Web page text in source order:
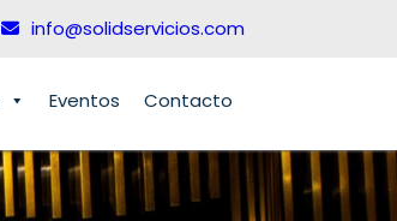
info@solidservicios.com
Eventos Contacto